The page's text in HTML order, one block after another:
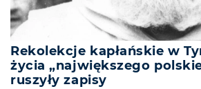
Rekolekcje kapłańskie w
życia „największego
ruszyły zapisy